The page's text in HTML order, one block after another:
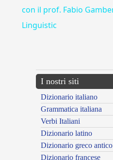
con il prof. Fabio
Linguistic
I nostri siti
Dizionario italiano
Grammatica italiana
Verbi Italiani
Dizionario latino
Dizionario greco antico
Dizionario francese